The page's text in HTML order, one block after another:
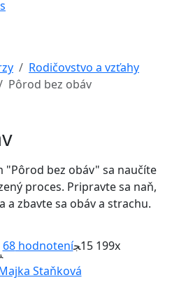
Rodičovstvo a vzťahy
Pôrod bez obáv
"Pôrod bez obáv" sa naučíte
proces. Pripravte sa naň,
zbavte sa obáv a strachu.
68hodnotení 15 199x
Staňková